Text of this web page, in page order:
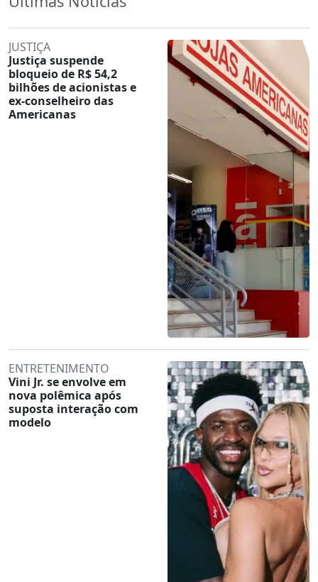
JUSTIÇA
Justiça suspende
bloqueio de R$ 54,2
bilhões de acionistas e
ex-conselheiro das
Americanas
ENTRETENIMENTO
Vini Jr. se envolve em
nova polêmica após
suposta interação com
modelo